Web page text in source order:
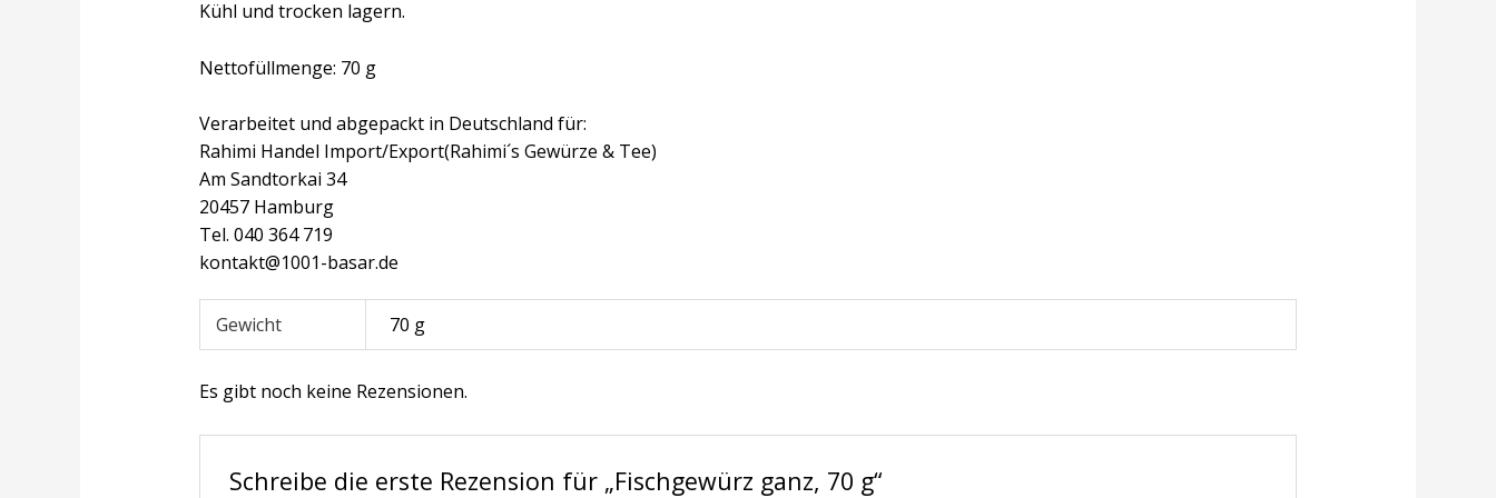
Kühl und trocken lagern.
Nettofüllmenge: 70 g
Verarbeitet und abgepackt in Deutschland für:
Rahimi Handel Import/Export(Rahimi´s Gewürze & Tee)
Am Sandtorkai 34
20457 Hamburg
Tel. 040 364 719
kontakt@1001-basar.de
Gewicht 70 g
Es gibt noch keine Rezensionen.
Schreibe die erste Rezension für „Fischgewürz ganz, 70 g“